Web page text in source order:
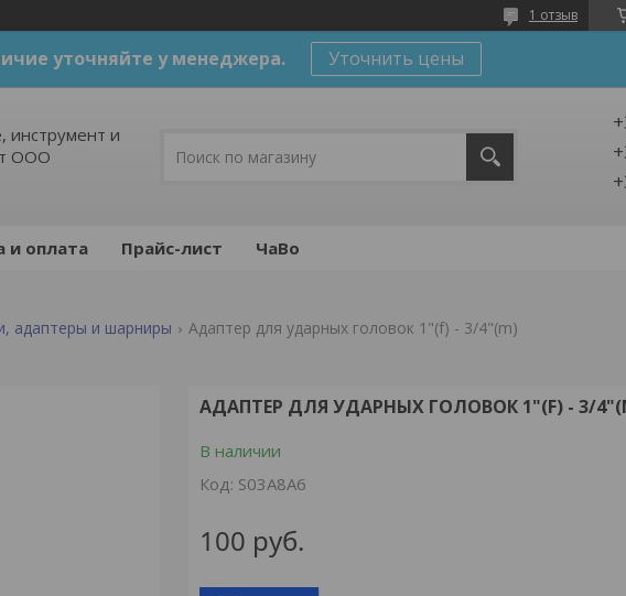
1 отзыв
уточняйте у менеджера. Уточнить цены
инструмент и
ООО
и оплата Прайс-лист ЧаВо
адаптеры и шарниры Адаптер для ударных головок 1"(f) - 3/4"(m)
АДАПТЕР ДЛЯ УДАРНЫХ ГОЛОВОК 1"(F) - 3/
В наличии
Код: S03A8A6
100 руб.